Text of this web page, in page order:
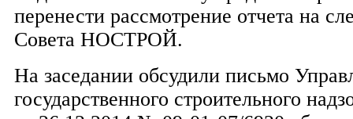
перенести рассмотрение отчета на
Совета НОСТРОЙ.
На заседании обсудили письмо
государственного строительного